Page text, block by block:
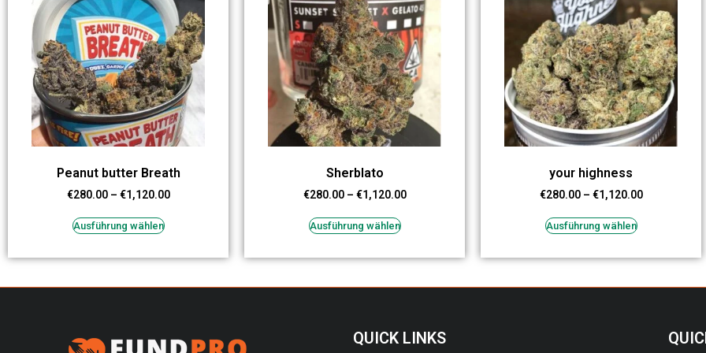
Peanut butter Breath
€280.00 – €1,120.00
Ausführung wählen
Sherblato
€280.00 – €1,120.00
Ausführung wählen
your highness
€280.00 – €1,120.00
Ausführung wählen
QUICK LINKS